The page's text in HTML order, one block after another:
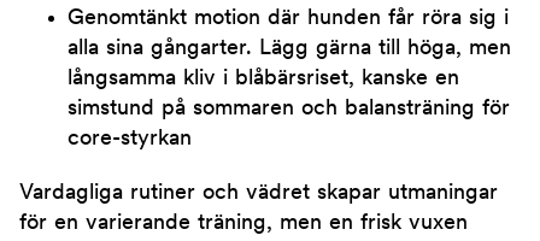
Genomtänkt motion där hunden får röra sig i
alla sina gångarter. Lägg gärna till höga, men
långsamma kliv i blåbärsriset, kanske en
simstund på sommaren och balansträning för
core-styrkan
Vardagliga rutiner och vädret skapar utmaningar
för en varierande träning, men en frisk vuxen